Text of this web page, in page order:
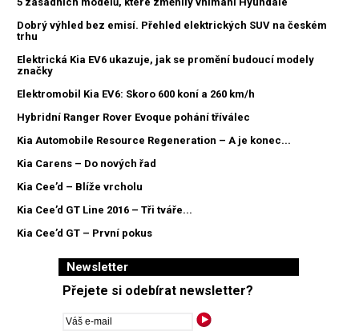
Dobrý výhled bez emisí. Přehled elektrických SUV na českém
trhu
Elektrická Kia EV6 ukazuje, jak se promění budoucí modely
značky
Elektromobil Kia EV6: Skoro 600 koní a 260 km/h
Hybridní Ranger Rover Evoque pohání tříválec
Kia Automobile Resource Regeneration – A je konec...
Kia Carens – Do nových řad
Kia Cee’d – Blíže vrcholu
Kia Cee’d GT Line 2016 – Tři tváře...
Kia Cee’d GT – První pokus
Newsletter
Přejete si odebírat newsletter?